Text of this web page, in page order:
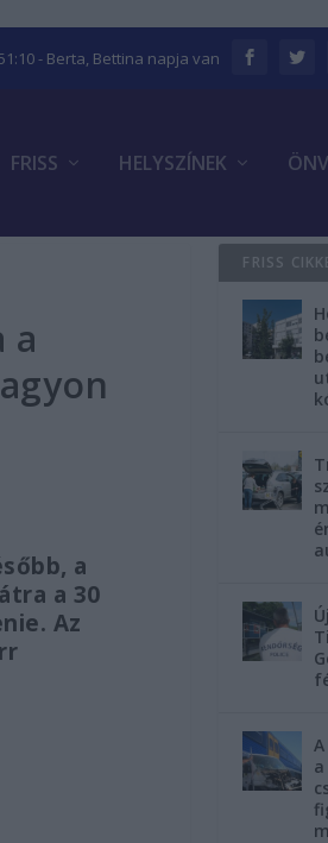
- Berta, Bettina napja van
FRISS HELYSZÍNEK
a
a
a 30
Az
FRISS